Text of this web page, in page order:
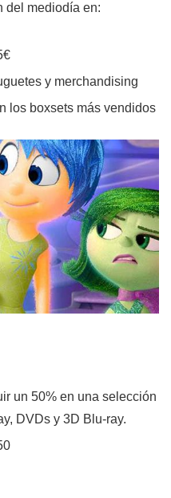
del mediodía en:
y merchandising
los boxsets más vendidos
un 50% en una selección
DVDs y 3D Blu-ray.